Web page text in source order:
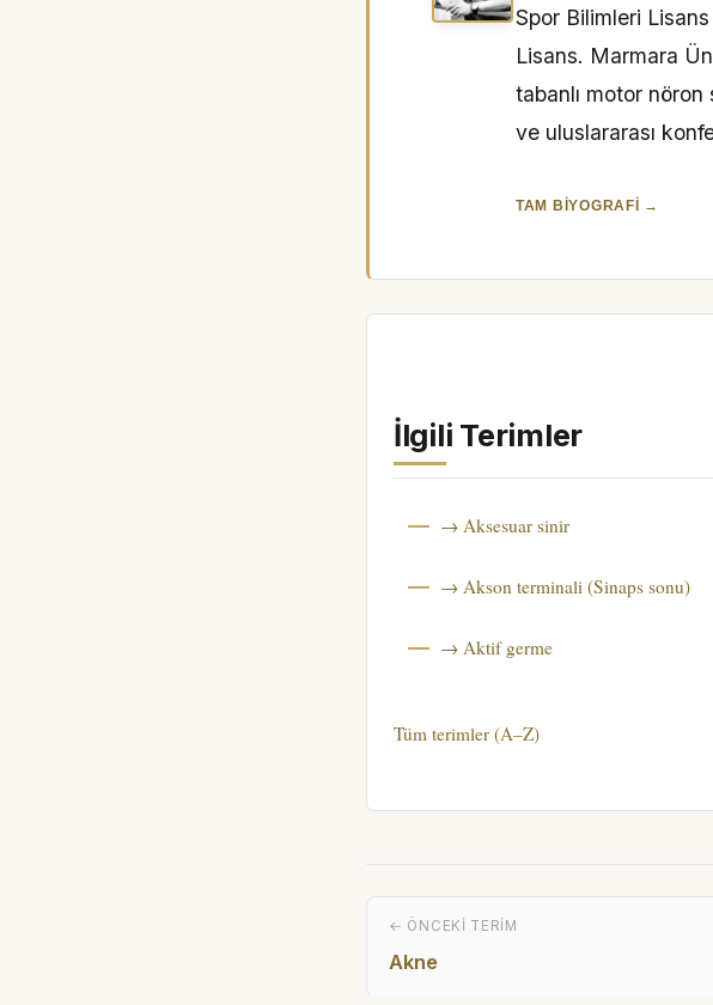
Spor Bilimleri
Lisans. Marmara
tabanlı motor nöron
ve uluslararası
TAM BIYOGRAFI →
İlgili Terimler
→ Aksesuar sinir
→ Akson terminali (Sinaps sonu)
→ Aktif germe
Tüm terimler (A–Z)
← ÖNCEKI TERIM
Akne